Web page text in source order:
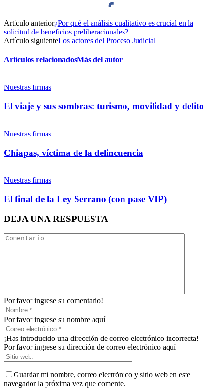
Threads
Facebook
Artículo anterior¿Por qué el análisis cualitativo es crucial en la
solicitud de beneficios preliberacionales?
Artículo siguienteLos actores del Proceso Judicial
Artículos relacionadosMás del autor
Nuestras firmas
El viaje y sus sombras: turismo, movilidad y delito
Nuestras firmas
Chiapas, víctima de la delincuencia
Nuestras firmas
El final de la Ley Serrano (con pase VIP)
DEJA UNA RESPUESTA
Por favor ingrese su comentario!
Por favor ingrese su nombre aquí
¡Has introducido una dirección de correo electrónico incorrecta!
Por favor ingrese su dirección de correo electrónico aquí
Guardar mi nombre, correo electrónico y sitio web en este
navegador la próxima vez que comente.